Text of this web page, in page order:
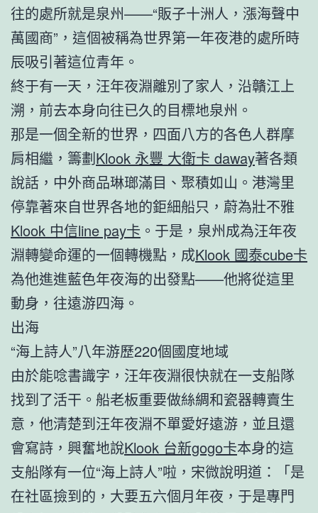
往的處所就是泉州——“販子十洲人，漲海聲中
萬國商”，這個被稱為世界第一年夜港的處所時
辰吸引著這位青年。
終于有一天，汪年夜淵離別了家人，沿贛江上
溯，前去本身向往已久的目標地泉州。
那是一個全新的世界，四面八方的各色人群摩
肩相繼，籌劃Klook 永豐 大衛卡 daway著各類
說話，中外商品琳瑯滿目、聚積如山。港灣里
停靠著來自世界各地的鉅細船只，蔚為壯不雅
Klook 中信line pay卡 。于是，泉州成為汪年夜
淵轉變命運的一個轉機點，成Klook 國泰cube卡
為他進進藍色年夜海的出發點——他將從這里
動身，往遠游四海。
出海
“海上詩人”八年游歷220個國度地域
由於能唸書識字，汪年夜淵很快就在一支船隊
找到了活干。船老板重要做絲綢和瓷器轉賣生
意，他清楚到汪年夜淵不單愛好遠游，並且還
會寫詩，興奮地說Klook 台新gogo卡本身的這
支船隊有一位“海上詩人”啦，宋微說明道：「是
在社區撿到的，大要五六個月年夜，于是專門